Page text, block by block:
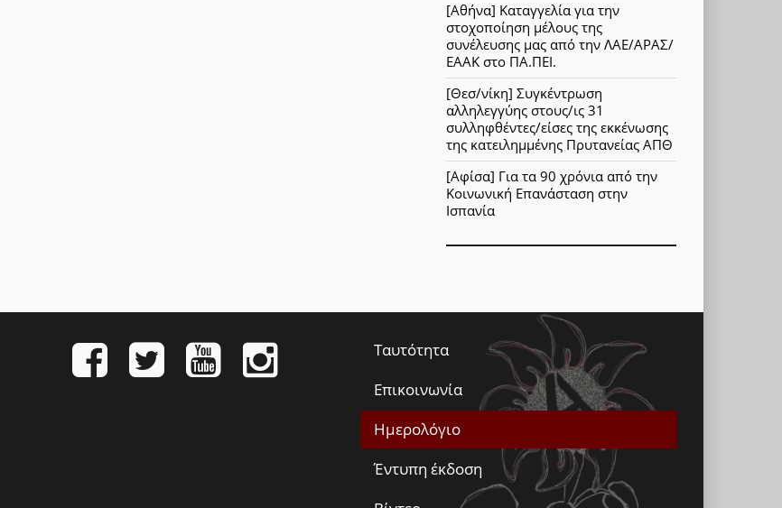
[Αθήνα] Καταγγελία για την
στοχοποίηση μέλους της
συνέλευσης μας από την ΛΑΕ/ΑΡΑΣ/
ΕΑΑΚ στο ΠΑ.ΠΕΙ.
[Θεσ/νίκη] Συγκέντρωση
αλληλεγγύης στους/ις 31
συλληφθέντες/είσες της εκκένωσης
της κατειλημμένης Πρυτανείας ΑΠΘ
[Αφίσα] Για τα 90 χρόνια από την
Κοινωνική Επανάσταση στην
Ισπανία
Ταυτότητα
Επικοινωνία
Ημερολόγιο
Έντυπη έκδοση